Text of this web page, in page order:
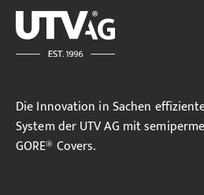
Die Innovation in Sachen
System der UTV AG mit
GORE® Covers.